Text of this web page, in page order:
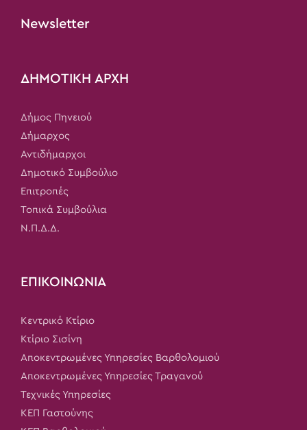
Newsletter
ΔΗΜΟΤΙΚΗ ΑΡΧΗ
Δήμος Πηνειού
Δήμαρχος
Αντιδήμαρχοι
Δημοτικό Συμβούλιο
Επιτροπές
Τοπικά Συμβούλια
Ν.Π.Δ.Δ.
ΕΠΙΚΟΙΝΩΝΙΑ
Κεντρικό Κτίριο
Κτίριο Σισίνη
Αποκεντρωμένες Υπηρεσίες Βαρθολομιού
Αποκεντρωμένες Υπηρεσίες Τραγανού
Τεχνικές Υπηρεσίες
ΚΕΠ Γαστούνης